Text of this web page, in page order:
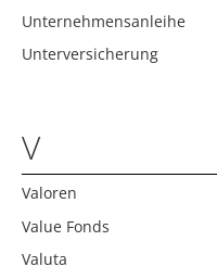
Unternehmensanleihe
Unterversicherung
V
Valoren
Value Fonds
Valuta